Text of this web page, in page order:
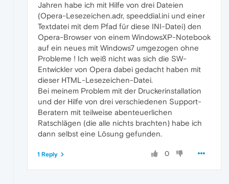
Jahren habe ich mit Hilfe von drei Dateien
(Opera-Lesezeichen.adr, speeddial.ini und einer
Textdatei mit dem Pfad für diese INI-Datei) den
Opera-Browser von einem WindowsXP-Notebook
auf ein neues mit Windows7 umgezogen ohne
Probleme ! Ich weiß nicht was sich die SW-
Entwickler von Opera dabei gedacht haben mit
dieser HTML-Lesezeichen-Datei.
Bei meinem Problem mit der Druckerinstallation
und der Hilfe von drei verschiedenen Support-
Beratern mit teilweise abenteuerlichen
Ratschlägen (die alle nichts brachten) habe ich
dann selbst eine Lösung gefunden.
0
1 Reply